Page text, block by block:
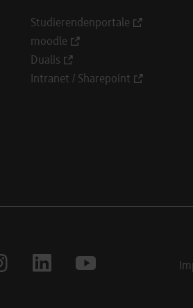
Studierendenportale
moodle
Dualis
Intranet / Sharepoint
linkedin youtube